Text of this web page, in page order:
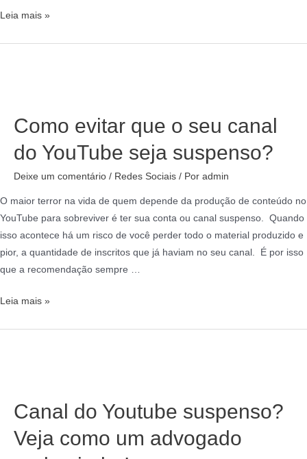
Leia mais »
Como evitar que o seu canal
do YouTube seja suspenso?
Deixe um comentário / Redes Sociais / Por admin
O maior terror na vida de quem depende da produção de conteúdo no
YouTube para sobreviver é ter sua conta ou canal suspenso. Quando
isso acontece há um risco de você perder todo o material produzido e
pior, a quantidade de inscritos que já haviam no seu canal. É por isso
que a recomendação sempre …
Leia mais »
Canal do Youtube suspenso?
Veja como um advogado